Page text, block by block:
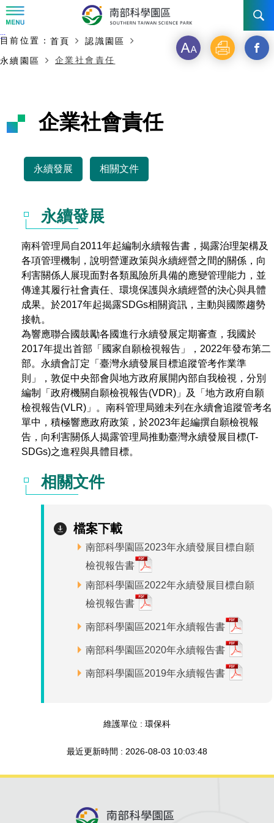
訊息公告
新聞資料專區
徵才公告
園區電子看板專區
發展沿革
大事紀
局長小檔案
機關組織
組織架構
組織職掌
管理局位置
年度工作展望
國家科學及技術委員會重大政策
廉政園地
工作職掌與聯絡管道
廉政反貪、防貪專區
廉政資訊
公職人員及關係人補助交易身分關係公開專區
機關採購廉政平臺
獲獎記錄
檔案應用專區
檔案應用服務須知
檔案應用及宣導活動
檔案教育訓練及標竿學習
檔案管理局相關連結
WebMail(新)
認識園區
簡介
土地規劃
水電供應
園區土地廠房宿舍出租資訊
園區資源再生中心
污水處理廠
高雄園區
競爭優勢
土地規劃
水電供應
園區土地廠房宿舍出租資訊
污水處理廠
簡介
競爭優勢
土地規劃
水電供應
園區土地廠房宿舍出租資訊
污水處理廠
交通資訊
機構及廠商名錄
廠商名錄
園區公會資訊
研究機構
育成中心
文化藝術
公共藝術
考古遺址
南科新港堂
園區生活
生活服務
園區宿舍簡介
自行車道網
南科實中
人文景觀地圖
創新創業
南科AI_ROBOT自造基地
南科創業工坊
永續園區
企業社會責任
永續LOHAS綠色園區
生態資產
「沙崙生態科學園區生態保育協作平台」公開資訊
廠商服務
申請流程及表單
申辦案件處理時限
投資業務
工商業務
通關業務
工安管理
環保管理
勞資管理
建築管理
營建管理
電子公文交換
園區事業管理費
土地及廠房租賃
宿舍租金費用
污水費
廢棄物清除處理費
科學園區廠商服務網
園區課程及獎補助計畫
園區培訓課程
科學園區人才培育補助計畫
新興科技應用計畫
敦親睦鄰經費補助
園區參訪申請
性平專區
園區廠商採購資訊
主要內容開始
:::
目前位置： 首頁
認識園區
永續園區
企業社會責任
字 列 另
享
到
企業社會責任
永續發展 相關文件
永續發展
南科管理局自2011年起編制永續報告書，揭露治理架構及
各項管理機制，說明營運政策與永續經營之間的關係，向
利害關係人展現面對各類風險所具備的應變管理能力，並
傳達其履行社會責任、環境保護與永續經營的決心與具體
成果。於2017年起揭露SDGs相關資訊，主動與國際趨勢
接軌。
為響應聯合國鼓勵各國進行永續發展定期審查，我國於
2017年提出首部「國家自願檢視報告」，2022年發布第二
部。永續會訂定「臺灣永續發展目標追蹤管考作業準
則」，敦促中央部會與地方政府展開內部自我檢視，分別
編制「政府機關自願檢視報告(VDR)」及「地方政府自願
檢視報告(VLR)」。南科管理局雖未列在永續會追蹤管考名
單中，積極響應政府政策，於2023年起編撰自願檢視報
告，向利害關係人揭露管理局推動臺灣永續發展目標(T-
SDGs)之進程與具體目標。
相關文件
檔案下載
南部科學園區2023年永續發展目標自願
檢視報告書
南部科學園區2022年永續發展目標自願
檢視報告書
南部科學園區2021年永續報告書
南部科學園區2020年永續報告書
南部科學園區2019年永續報告書
維護單位 : 環保科
最近更新時間 : 2026-08-03 10:03:48